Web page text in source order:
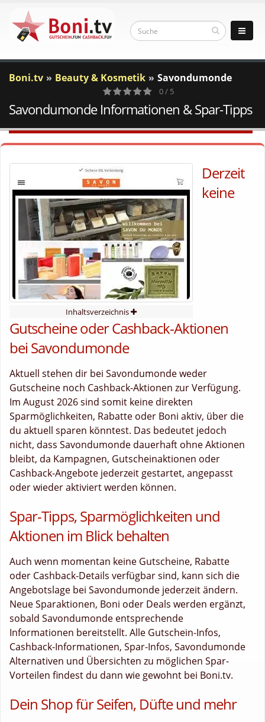
Boni.tv Beauty & Kosmetik Savondumonde
0
Votes
0 / 5
Savondumonde Informationen & Spar-Tipps
Inhaltsverzeichnis
Derzeit
keine
Gutscheine oder Cashback-Aktionen
bei Savondumonde
Aktuell stehen dir bei Savondumonde weder
Gutscheine noch Cashback-Aktionen zur Verfügung.
Im August 2026 sind somit keine direkten
Sparmöglichkeiten, Rabatte oder Boni aktiv, über die
du aktuell sparen könntest. Das bedeutet jedoch
nicht, dass Savondumonde dauerhaft ohne Aktionen
bleibt, da Kampagnen, Gutscheinaktionen oder
Cashback-Angebote jederzeit gestartet, angepasst
oder wieder aktiviert werden können.
Spar-Tipps, Sparmöglichkeiten und
Aktionen im Blick behalten
Auch wenn momentan keine Gutscheine, Rabatte
oder Cashback-Details verfügbar sind, kann sich die
Angebotslage bei Savondumonde jederzeit ändern.
Neue Sparaktionen, Boni oder Deals werden ergänzt,
sobald Savondumonde entsprechende
Informationen bereitstellt. Alle Gutschein-Infos,
Cashback-Informationen, Spar-Infos, Savondumonde
Alternativen und Übersichten zu möglichen Spar-
Vorteilen findest du dann wie gewohnt bei Boni.tv.
Dein Shop für Seifen, Düfte und mehr